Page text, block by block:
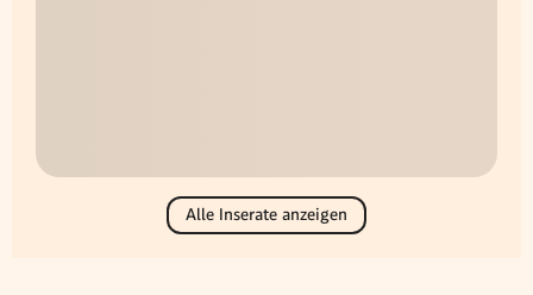
Alle Inserate anzeigen